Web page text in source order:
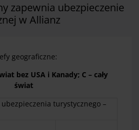
zapewnia ubezpieczenie
w Allianz
geograficzne:
bez USA i Kanady; C – cały
świat
turystycznego –